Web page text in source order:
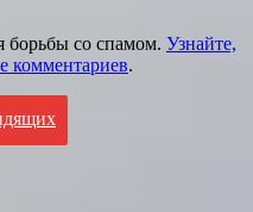
борьбы со спамом. Узнайте,
комментариев.